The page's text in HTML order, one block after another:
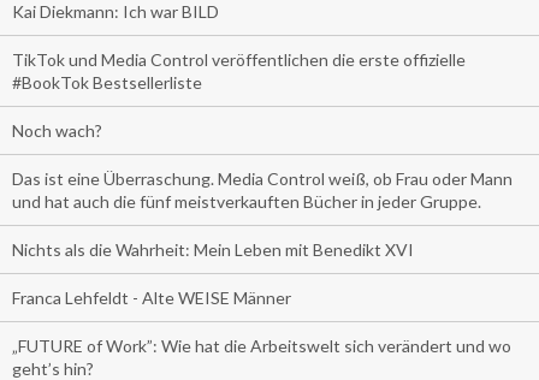
Kai Diekmann: Ich war BILD
TikTok und Media Control veröffentlichen die erste offizielle
#BookTok Bestsellerliste
Noch wach?
Das ist eine Überraschung. Media Control weiß, ob Frau oder Mann
und hat auch die fünf meistverkauften Bücher in jeder Gruppe.
Nichts als die Wahrheit: Mein Leben mit Benedikt XVI
Franca Lehfeldt - Alte WEISE Männer
„FUTURE of Work”: Wie hat die Arbeitswelt sich verändert und wo
geht’s hin?